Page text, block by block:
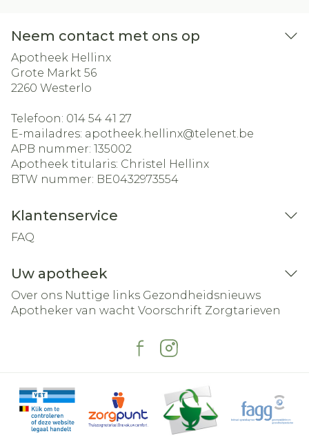
Neem contact met ons op
Apotheek Hellinx
Grote Markt 56
2260 Westerlo
Telefoon: 014 54 41 27
E-mailadres: apotheek.hellinx@telenet.be
APB nummer: 135002
Apotheek titularis: Christel Hellinx
BTW nummer: BE0432973554
Klantenservice
FAQ
Uw apotheek
Over ons Nuttige links Gezondheidsnieuws
Apotheker van wacht Voorschrift Zorgtarieven